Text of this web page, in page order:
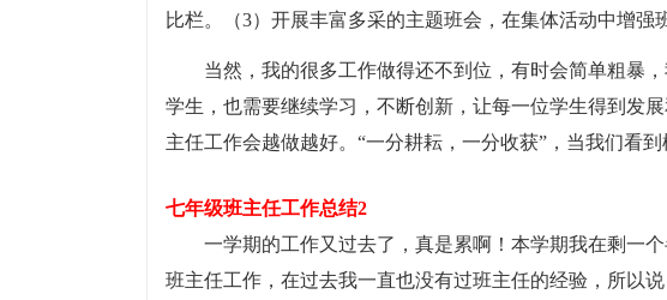
比栏。（3）开展丰富多采的主题班会，在集体活动中增强
当然，我的很多工作做得还不到位，有时会简单粗暴
学生，也需要继续学习，不断创新，让每一位学生得到发
主任工作会越做越好。“一分耕耘，一分收获”，当我们看
七年级班主任工作总结2
一学期的工作又过去了，真是累啊！本学期我在剩一
班主任工作，在过去我一直也没有过班主任的经验，所以